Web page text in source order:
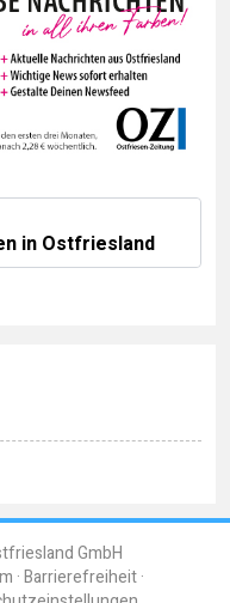
in Ostfriesland
GmbH
Barrierefreiheit